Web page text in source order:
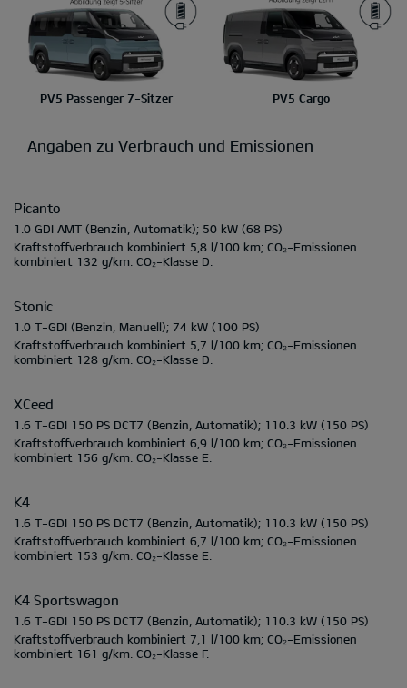
PV5 Passenger 7-Sitzer PV5 Cargo
Angaben zu Verbrauch und Emissionen
Picanto
1.0 GDI AMT (Benzin, Automatik); 50 kW (68 PS)
Kraftstoffverbrauch kombiniert 5,8 l/100 km; CO₂-Emissionen
kombiniert 132 g/km. CO₂-Klasse D.
Stonic
1.0 T-GDI (Benzin, Manuell); 74 kW (100 PS)
Kraftstoffverbrauch kombiniert 5,7 l/100 km; CO₂-Emissionen
kombiniert 128 g/km. CO₂-Klasse D.
XCeed
1.6 T-GDI 150 PS DCT7 (Benzin, Automatik); 110.3 kW (150 PS)
Kraftstoffverbrauch kombiniert 6,9 l/100 km; CO₂-Emissionen
kombiniert 156 g/km. CO₂-Klasse E.
K4
1.6 T-GDI 150 PS DCT7 (Benzin, Automatik); 110.3 kW (150 PS)
Kraftstoffverbrauch kombiniert 6,7 l/100 km; CO₂-Emissionen
kombiniert 153 g/km. CO₂-Klasse E.
K4 Sportswagon
1.6 T-GDI 150 PS DCT7 (Benzin, Automatik); 110.3 kW (150 PS)
Kraftstoffverbrauch kombiniert 7,1 l/100 km; CO₂-Emissionen
kombiniert 161 g/km. CO₂-Klasse F.